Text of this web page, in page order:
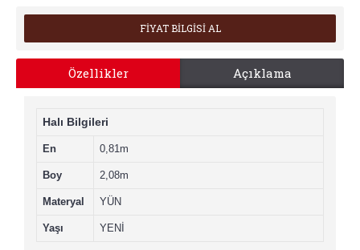
FİYAT BİLGİSİ AL
Özellikler Açıklama
Halı Bilgileri
En 0,81m
Boy 2,08m
Materyal YÜN
Yaşı YENİ